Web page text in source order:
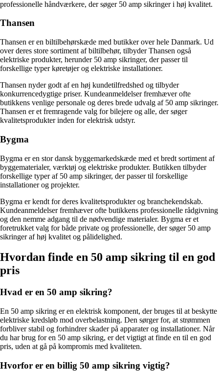
professionelle håndværkere, der søger 50 amp sikringer i høj kvalitet.
Thansen
Thansen er en biltilbehørskæde med butikker over hele Danmark. Ud
over deres store sortiment af biltilbehør, tilbyder Thansen også
elektriske produkter, herunder 50 amp sikringer, der passer til
forskellige typer køretøjer og elektriske installationer.
Thansen nyder godt af en høj kundetilfredshed og tilbyder
konkurrencedygtige priser. Kundeanmeldelser fremhæver ofte
butikkens venlige personale og deres brede udvalg af 50 amp sikringer.
Thansen er et fremragende valg for bilejere og alle, der søger
kvalitetsprodukter inden for elektrisk udstyr.
Bygma
Bygma er en stor dansk byggemarkedskæde med et bredt sortiment af
byggematerialer, værktøj og elektriske produkter. Butikken tilbyder
forskellige typer af 50 amp sikringer, der passer til forskellige
installationer og projekter.
Bygma er kendt for deres kvalitetsprodukter og branchekendskab.
Kundeanmeldelser fremhæver ofte butikkens professionelle rådgivning
og den nemme adgang til de nødvendige materialer. Bygma er et
foretrukket valg for både private og professionelle, der søger 50 amp
sikringer af høj kvalitet og pålidelighed.
Hvordan finde en 50 amp sikring til en god
pris
Hvad er en 50 amp sikring?
En 50 amp sikring er en elektrisk komponent, der bruges til at beskytte
elektriske kredsløb mod overbelastning. Den sørger for, at strømmen
forbliver stabil og forhindrer skader på apparater og installationer. Når
du har brug for en 50 amp sikring, er det vigtigt at finde en til en god
pris, uden at gå på kompromis med kvaliteten.
Hvorfor er en billig 50 amp sikring vigtig?